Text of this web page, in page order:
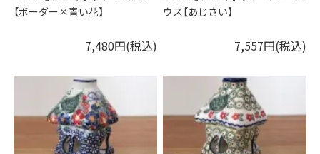
【ボーダー×青い花】
7,480円(税込)
ウス【あじさい】
7,557円(税込)